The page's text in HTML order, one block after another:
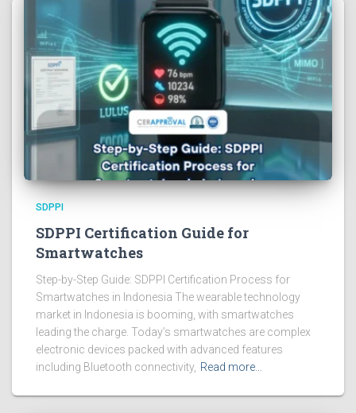
SDPPI
SDPPI Certification Guide for
Smartwatches
Step-by-Step Guide: SDPPI Certification Process for
Smartwatches in Indonesia The wearable technology
market in Indonesia is booming, with smartwatches
leading the charge. Today’s smartwatches are complex
electronic devices packed with advanced features
including Bluetooth connectivity, Read more…